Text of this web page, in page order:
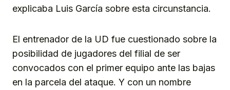
explicaba Luis García sobre esta circunstancia.
El entrenador de la UD fue cuestionado sobre la
posibilidad de jugadores del filial de ser
convocados con el primer equipo ante las bajas
en la parcela del ataque. Y con un nombre